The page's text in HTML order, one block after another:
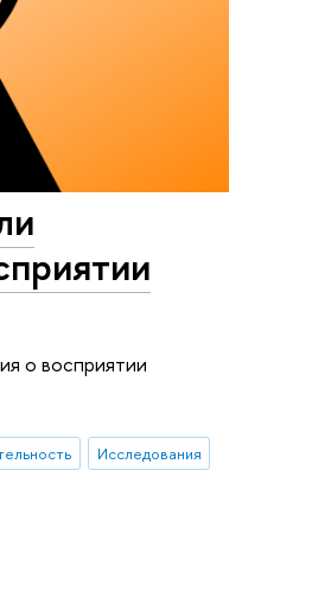
о восприятии
Исследования